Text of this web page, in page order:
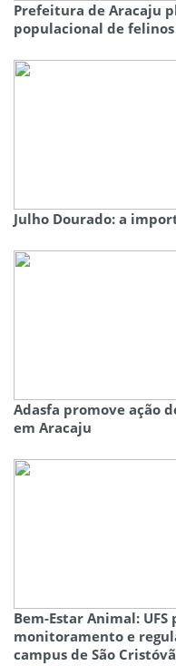
Prefeitura de Aracaju
populacional de felinos
Julho Dourado: a
Adasfa promove ação
em Aracaju
Bem-Estar Animal:
monitoramento e
campus de São